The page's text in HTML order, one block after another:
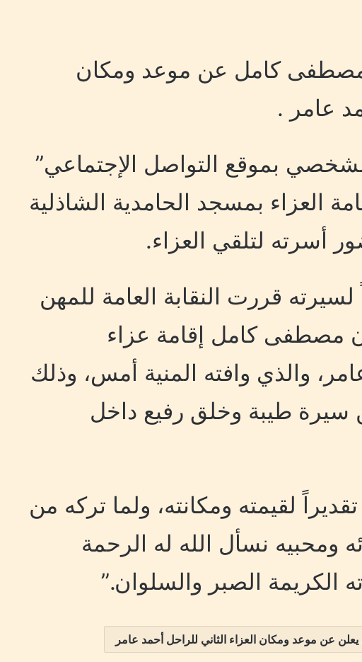
مصطفى كامل عن موعد ومكان
عامر .
بموقع التواصل الإجتماعي”
العزاء بمسجد الحامدية الشاذلية
أسرته لتلقي العزاء.
لسيرته قررت النقابة العامة للمهن
مصطفى كامل إقامة عزاء
والذي وافته المنية أمس، وذلك
سيرة طيبة وخلق رفيع داخل
تقديراً لقيمته ومكانته، ولما تركه من
ومحبيه نسأل الله له الرحمة
الكريمة الصبر والسلوان.”
عن موعد ومكان العزاء الثاني للراحل أحمد عامر